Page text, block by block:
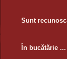
Sunt
În bucătărie ...